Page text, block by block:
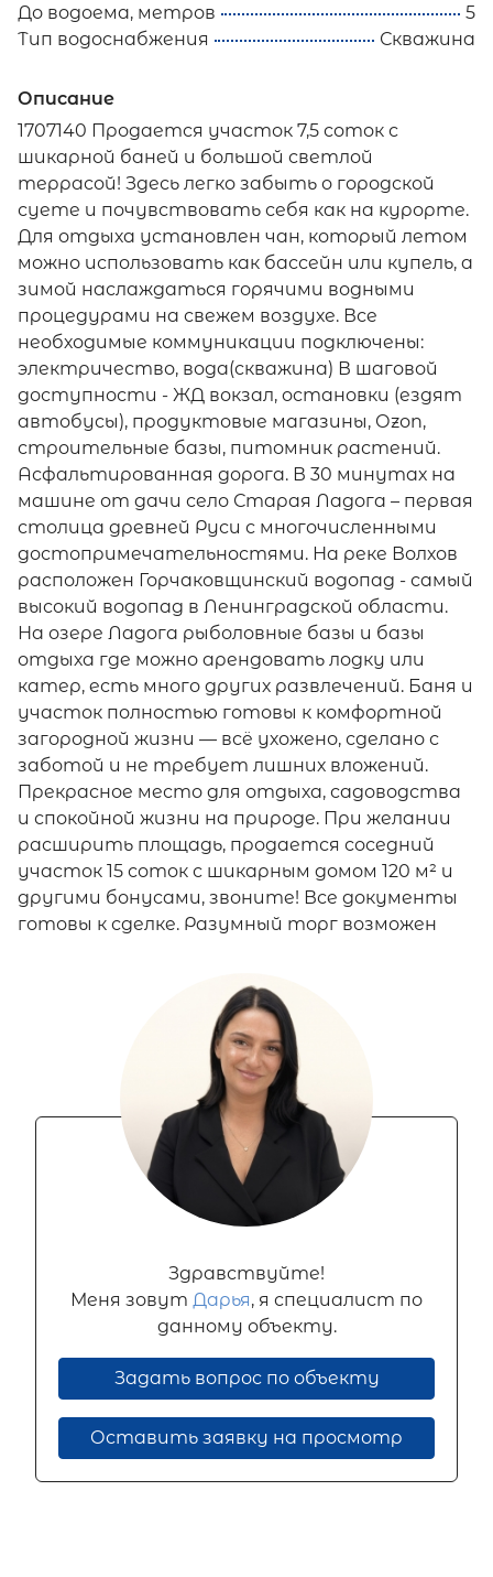
До водоема, метров
5
Тип водоснабжения
Скважина
Описание
1707140 Продается участок 7,5 соток с
шикарной баней и большой светлой
террасой! Здесь легко забыть о городской
суете и почувствовать себя как на курорте.
Для отдыха установлен чан, который летом
можно использовать как бассейн или купель, а
зимой наслаждаться горячими водными
процедурами на свежем воздухе. Все
необходимые коммуникации подключены:
электричество, вода(скважина) В шаговой
доступности - ЖД вокзал, остановки (ездят
автобусы), продуктовые магазины, Оzоn,
строительные базы, питомник растений.
Асфальтированная дорога. В 30 минутах на
машине от дачи село Старая Ладога – первая
столица древней Руси с многочисленными
достопримечательностями. На реке Волхов
расположен Горчаковщинский водопад - самый
высокий водопад в Ленинградской области.
На озере Ладога рыболовные базы и базы
отдыха где можно арендовать лодку или
катер, есть много других развлечений. Баня и
участок полностью готовы к комфортной
загородной жизни — всё ухожено, сделано с
заботой и не требует лишних вложений.
Прекрасное место для отдыха, садоводства
и спокойной жизни на природе. При желании
расширить площадь, продается соседний
участок 15 соток с шикарным домом 120 м² и
другими бонусами, звоните! Все документы
готовы к сделке. Разумный торг возможен
Здравствуйте!
Меня зовут Дарья, я специалист по
данному объекту.
Задать вопрос по объекту
Оставить заявку на просмотр